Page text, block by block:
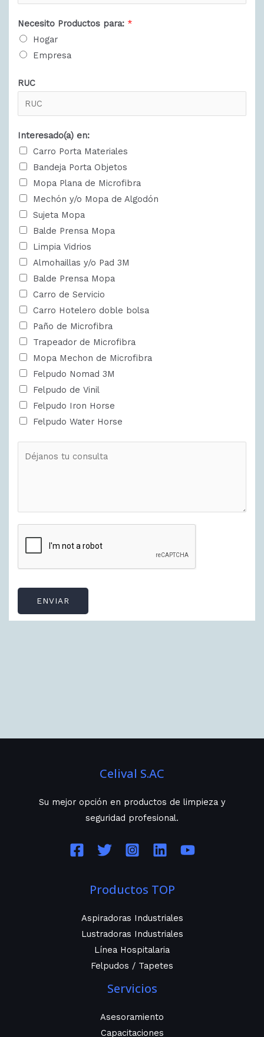
Necesito Productos para: *
Hogar
Empresa
RUC
Interesado(a) en:
Carro Porta Materiales
Bandeja Porta Objetos
Mopa Plana de Microfibra
Mechón y/o Mopa de Algodón
Sujeta Mopa
Balde Prensa Mopa
Limpia Vidrios
Almohaillas y/o Pad 3M
Balde Prensa Mopa
Carro de Servicio
Carro Hotelero doble bolsa
Paño de Microfibra
Trapeador de Microfibra
Mopa Mechon de Microfibra
Felpudo Nomad 3M
Felpudo de Vinil
Felpudo Iron Horse
Felpudo Water Horse
ENVIAR
Celival S.AC
Su mejor opción en productos de limpieza y
seguridad profesional.
Productos TOP
Aspiradoras Industriales
Lustradoras Industriales
Línea Hospitalaria
Felpudos / Tapetes
Servicios
Asesoramiento
Capacitaciones